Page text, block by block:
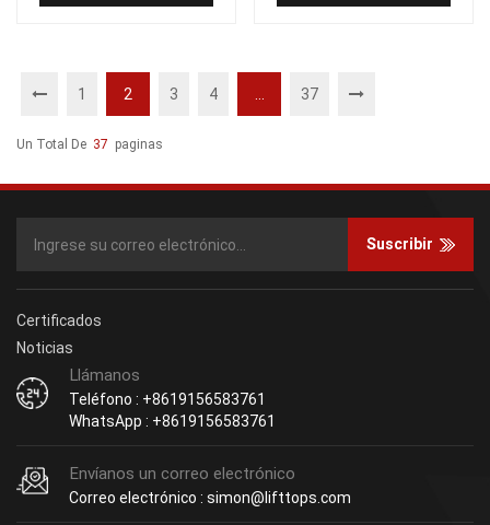
1 2 3 4 ... 37
Un Total De 37 Paginas
Suscribir
Certificados
Noticias
Llámanos
Teléfono : +8619156583761
WhatsApp : +8619156583761
Envíanos un correo electrónico
Correo electrónico : simon@lifttops.com